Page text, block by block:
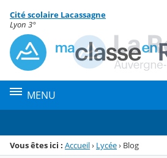
Menu de la rubrique
Contenu
Cité scolaire Lacassagne
Lyon 3°
MENU
Vous êtes ici : Accueil› Lycée› Blog